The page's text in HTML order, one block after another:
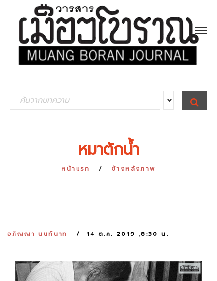
e
S
E
A
หมาตักน้ำ
หน้าแรก ข้างหลังภาพ
อภิญญา นนท์นาท 14 ต.ค. 2019 ,8:30 น.